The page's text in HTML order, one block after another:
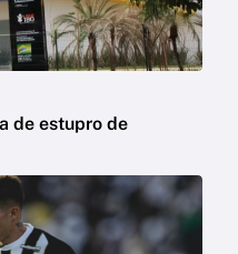
de estupro de